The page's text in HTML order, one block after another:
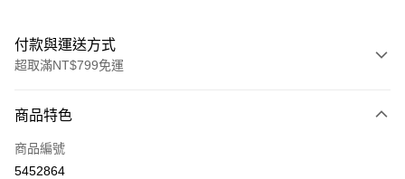
付款與運送方式
超取滿NT$799免運
信用卡一次付款
超商取貨付款
商品特色
商品編號
5452864